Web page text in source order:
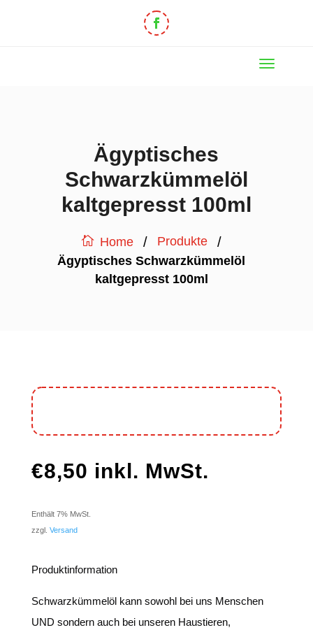
Ägyptisches
Schwarzkümmelöl
kaltgepresst 100ml
Home / Produkte /
Ägyptisches Schwarzkümmelöl
kaltgepresst 100ml
€8,50 inkl. MwSt.
Enthält 7% MwSt.
zzgl. Versand
Produktinformation
Schwarzkümmelöl kann sowohl bei uns Menschen
UND sondern auch bei unseren Haustieren,